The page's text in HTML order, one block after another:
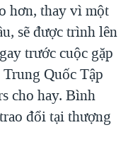
hơn, thay vì một
sẽ được trình lên
trước cuộc gặp
Quốc Tập
cho hay. Bình
đổi tại thượng